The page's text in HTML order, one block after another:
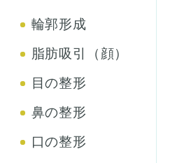
輪郭形成
脂肪吸引（顔）
目の整形
鼻の整形
口の整形